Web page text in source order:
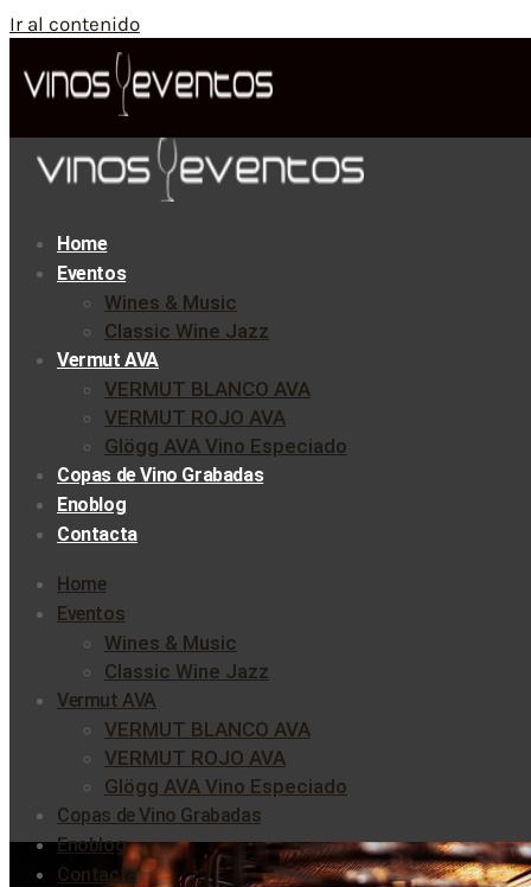
Ir al contenido
Home
Eventos
Wines & Music
Classic Wine Jazz
Vermut AVA
VERMUT BLANCO AVA
VERMUT ROJO AVA
Glögg AVA Vino Especiado
Copas de Vino Grabadas
Enoblog
Contacta
Home
Eventos
Wines & Music
Classic Wine Jazz
Vermut AVA
VERMUT BLANCO AVA
VERMUT ROJO AVA
Glögg AVA Vino Especiado
Copas de Vino Grabadas
Enoblog
Contacta